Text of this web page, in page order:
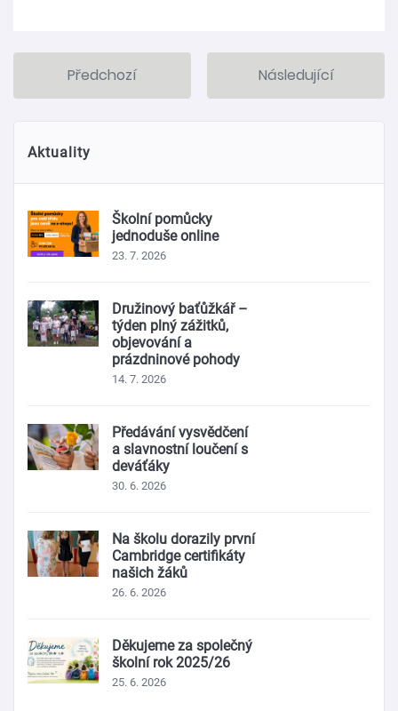
Předchozí Následující
Aktuality
Školní pomůcky
jednoduše online
23. 7. 2026
Družinový baťůžkář –
týden plný zážitků,
objevování a
prázdninové pohody
14. 7. 2026
Předávání vysvědčení
a slavnostní loučení s
deváťáky
30. 6. 2026
Na školu dorazily první
Cambridge certifikáty
našich žáků
26. 6. 2026
Děkujeme za společný
školní rok 2025/26
25. 6. 2026